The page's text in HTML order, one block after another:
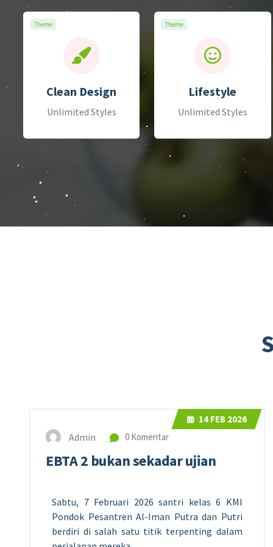
Theme
Clean Design
Unlimited Styles
Theme
Lifestyle
Unlimited Styles
14FEB 2026
Admin 0 Komentar
EBTA 2 bukan sekadar ujian
Sabtu, 7 Februari 2026 santri kelas 6 KMI
Pondok Pesantren Al-Iman Putra dan Putri
berdiri di salah satu titik terpenting dalam